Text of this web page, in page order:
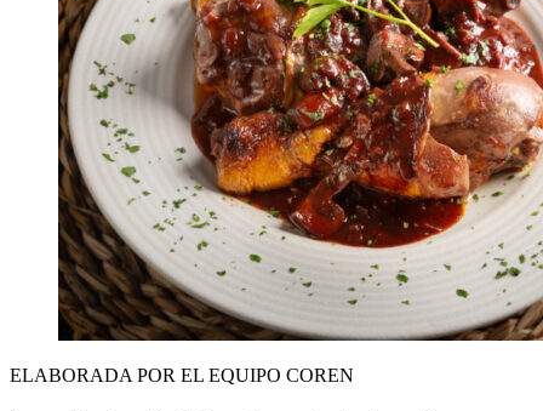
ELABORADA POR EL EQUIPO COREN